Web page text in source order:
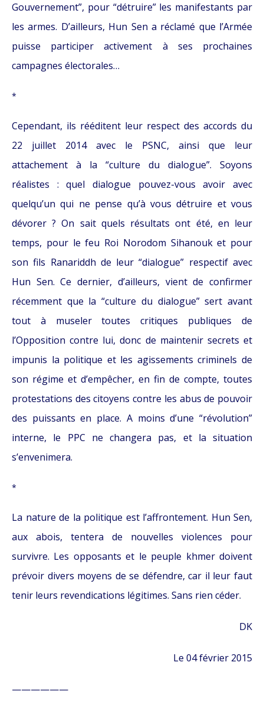
Gouvernement”, pour “détruire” les manifestants par
les armes. D’ailleurs, Hun Sen a réclamé que l’Armée
puisse participer activement à ses prochaines
campagnes électorales…
*
Cependant, ils rééditent leur respect des accords du
22 juillet 2014 avec le PSNC, ainsi que leur
attachement à la “culture du dialogue”. Soyons
réalistes : quel dialogue pouvez-vous avoir avec
quelqu’un qui ne pense qu’à vous détruire et vous
dévorer ? On sait quels résultats ont été, en leur
temps, pour le feu Roi Norodom Sihanouk et pour
son fils Ranariddh de leur “dialogue” respectif avec
Hun Sen. Ce dernier, d’ailleurs, vient de confirmer
récemment que la “culture du dialogue” sert avant
tout à museler toutes critiques publiques de
l’Opposition contre lui, donc de maintenir secrets et
impunis la politique et les agissements criminels de
son régime et d’empêcher, en fin de compte, toutes
protestations des citoyens contre les abus de pouvoir
des puissants en place. A moins d’une “révolution”
interne, le PPC ne changera pas, et la situation
s’envenimera.
*
La nature de la politique est l’affrontement. Hun Sen,
aux abois, tentera de nouvelles violences pour
survivre. Les opposants et le peuple khmer doivent
prévoir divers moyens de se défendre, car il leur faut
tenir leurs revendications légitimes. Sans rien céder.
DK
Le 04 février 2015
——————